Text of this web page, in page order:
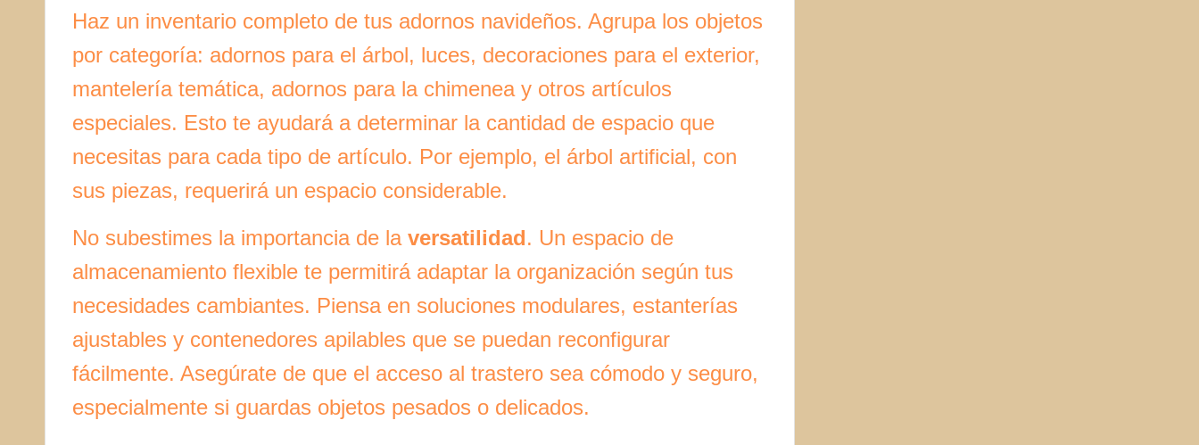
Haz un inventario completo de tus adornos navideños. Agrupa los objetos
por categoría: adornos para el árbol, luces, decoraciones para el exterior,
mantelería temática, adornos para la chimenea y otros artículos
especiales. Esto te ayudará a determinar la cantidad de espacio que
necesitas para cada tipo de artículo. Por ejemplo, el árbol artificial, con
sus piezas, requerirá un espacio considerable.
No subestimes la importancia de la versatilidad. Un espacio de
almacenamiento flexible te permitirá adaptar la organización según tus
necesidades cambiantes. Piensa en soluciones modulares, estanterías
ajustables y contenedores apilables que se puedan reconfigurar
fácilmente. Asegúrate de que el acceso al trastero sea cómodo y seguro,
especialmente si guardas objetos pesados o delicados.